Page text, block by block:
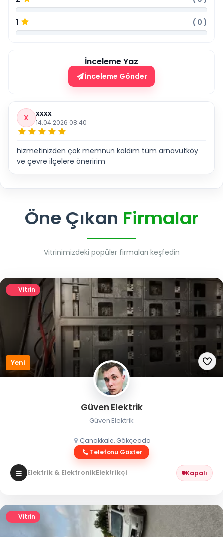
1 ( 0 )
İnceleme Yaz
İnceleme Gönder
X xxxx
14.04.2026 08:40
hizmetinizden çok memnun kaldım tüm arnavutköy
ve çevre ilçelere öneririm
Öne Çıkan Firmalar
Vitrinimizdeki popüler firmaları keşfedin
Vitrin
Yeni
Güven Elektrik
Güven Elektrik
Çanakkale, Gökçeada
Telefonu Göster
Elektrik & ElektronikElektrikçi Kapalı
Vitrin